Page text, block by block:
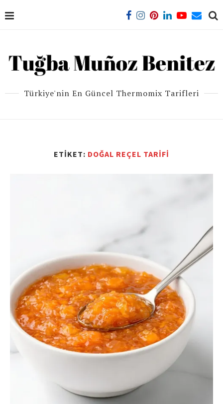
Türkiye'nin En Güncel Thermomix Tarifleri
ETIKET: DOĞAL REÇEL TARIFI